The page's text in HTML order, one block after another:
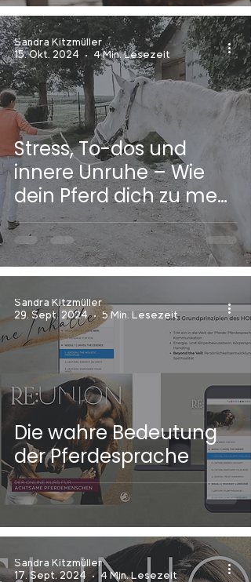
Stress, To-dos und
innere Unruhe – Wie
dein Pferd dich zu mehr
Gelassenheit führen
kann
Sandra Kitzmüller
15. Okt. 2024
4 Min. Lesezeit
Die wahre Bedeutung
der Pferdesprache
Sandra Kitzmüller
29. Sept. 2024
5 Min. Lesezeit
Sandra Kitzmüller
17. Sept. 2024
4 Min. Lesezeit